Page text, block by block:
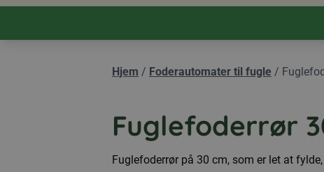
Hjem / Foderautomater til fugle /
Fuglefoderrør
Fuglefoderrør på 30 cm, som er let at